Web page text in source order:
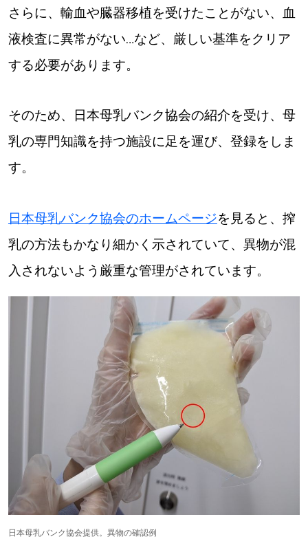
さらに、輸血や臓器移植を受けたことがない、血
液検査に異常がない…など、厳しい基準をクリア
する必要があります。
そのため、日本母乳バンク協会の紹介を受け、母
乳の専門知識を持つ施設に足を運び、登録をしま
す。
日本母乳バンク協会のホームページを見ると、搾
乳の方法もかなり細かく示されていて、異物が混
入されないよう厳重な管理がされています。
日本母乳バンク協会提供。異物の確認例